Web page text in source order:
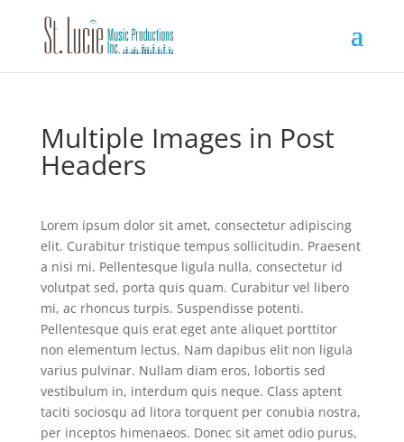
Multiple Images in Post
Headers
Lorem ipsum dolor sit amet, consectetur adipiscing
elit. Curabitur tristique tempus sollicitudin. Praesent
a nisi mi. Pellentesque ligula nulla, consectetur id
volutpat sed, porta quis quam. Curabitur vel libero
mi, ac rhoncus turpis. Suspendisse potenti.
Pellentesque quis erat eget ante aliquet porttitor
non elementum lectus. Nam dapibus elit non ligula
varius pulvinar. Nullam diam eros, lobortis sed
vestibulum in, interdum quis neque. Class aptent
taciti sociosqu ad litora torquent per conubia nostra,
per inceptos himenaeos. Donec sit amet odio purus,